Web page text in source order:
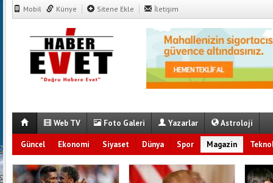
Mobil Künye Sitene Ekle İletişim
Web TV Foto Galeri Yazarlar Astroloji
Güncel Ekonomi Siyaset Dünya Spor Magazin